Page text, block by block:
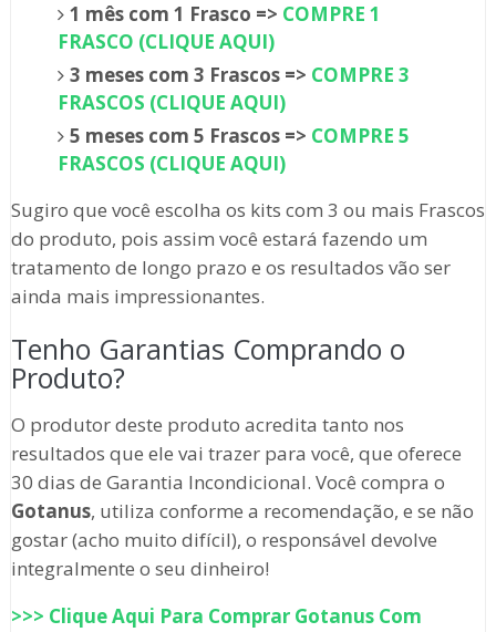
1 mês com 1 Frasco => COMPRE 1
FRASCO (CLIQUE AQUI)
3 meses com 3 Frascos => COMPRE 3
FRASCOS (CLIQUE AQUI)
5 meses com 5 Frascos => COMPRE 5
FRASCOS (CLIQUE AQUI)
Sugiro que você escolha os kits com 3 ou mais Frascos
do produto, pois assim você estará fazendo um
tratamento de longo prazo e os resultados vão ser
ainda mais impressionantes.
Tenho Garantias Comprando o
Produto?
O produtor deste produto acredita tanto nos
resultados que ele vai trazer para você, que oferece
30 dias de Garantia Incondicional. Você compra o
Gotanus, utiliza conforme a recomendação, e se não
gostar (acho muito difícil), o responsável devolve
integralmente o seu dinheiro!
>>> Clique Aqui Para Comprar GotanusCom